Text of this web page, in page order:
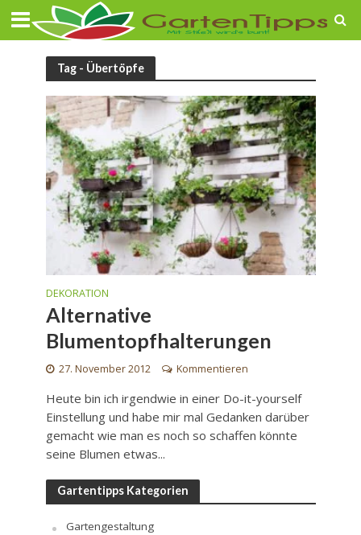
Tag - Übertöpfe
DEKORATION
Alternative
Blumentopfhalterungen
27. November 2012 Kommentieren
Heute bin ich irgendwie in einer Do-it-yourself
Einstellung und habe mir mal Gedanken darüber
gemacht wie man es noch so schaffen könnte
seine Blumen etwas...
Gartentipps Kategorien
Gartengestaltung